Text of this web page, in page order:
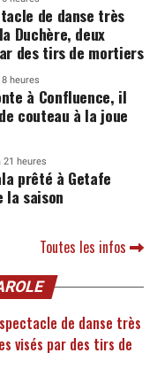
de danse très
Duchère, deux
des tirs de mortiers
8 heures
à Confluence, il
couteau à la joue
21 heures
prêté à Getafe
la saison
Toutes les infos
de danse très
visés par des tirs de